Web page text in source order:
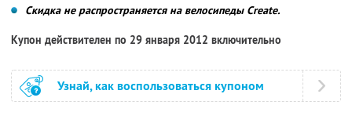
Скидка не распространяется на велосипеды Create.
Купон действителен по 29 января 2012 включительно
Узнай, как воспользоваться купоном